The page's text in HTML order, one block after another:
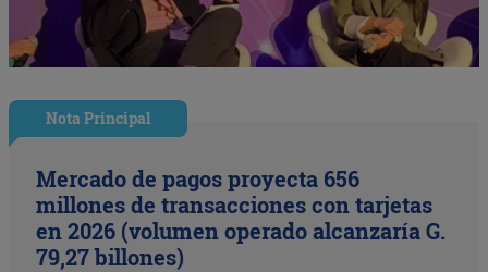
Nota Principal
Mercado de pagos proyecta 656
millones de transacciones con tarjetas
en 2026 (volumen operado alcanzaría G.
79,27 billones)